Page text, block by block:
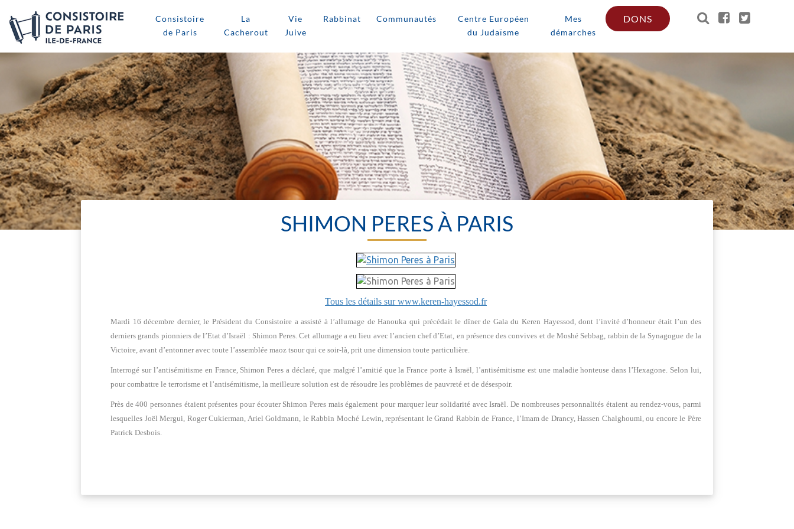
Consistoire
de Paris
La
Cacherout
Vie
Juive
Rabbinat Communautés
Centre Européen
du Judaïsme
Mes
démarches
DONS
SHIMON PERES À PARIS
Tous les détails sur www.keren-hayessod.fr
Mardi 16 décembre dernier, le Président du Consistoire a assisté à l’allumage de Hanouka qui précédait le dîner de Gala du Keren Hayessod, dont l’invité d’honneur était l’un des
derniers grands pionniers de l’Etat d’Israël : Shimon Peres. Cet allumage a eu lieu avec l’ancien chef d’Etat, en présence des convives et de Moshé Sebbag, rabbin de la Synagogue de la
Victoire, avant d’entonner avec toute l’assemblée maoz tsour qui ce soir-là, prit une dimension toute particulière.
Interrogé sur l’antisémitisme en France, Shimon Peres a déclaré, que malgré l’amitié que la France porte à Israël, l’antisémitisme est une maladie honteuse dans l’Hexagone. Selon lui,
pour combattre le terrorisme et l’antisémitisme, la meilleure solution est de résoudre les problèmes de pauvreté et de désespoir.
Près de 400 personnes étaient présentes pour écouter Shimon Peres mais également pour marquer leur solidarité avec Israël. De nombreuses personnalités étaient au rendez-vous, parmi
lesquelles Joël Mergui, Roger Cukierman, Ariel Goldmann, le Rabbin Moché Lewin, représentant le Grand Rabbin de France, l’Imam de Drancy, Hassen Chalghoumi, ou encore le Père
Patrick Desbois.